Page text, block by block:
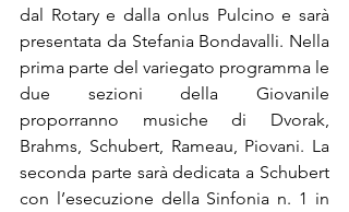
dal Rotary e dalla onlus Pulcino e sarà
presentata da Stefania Bondavalli. Nella
prima parte del variegato programma le
due sezioni della Giovanile
proporranno musiche di Dvorak,
Brahms, Schubert, Rameau, Piovani. La
seconda parte sarà dedicata a Schubert
con l’esecuzione della Sinfonia n. 1 in